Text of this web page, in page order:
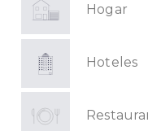
Hogar
Hoteles